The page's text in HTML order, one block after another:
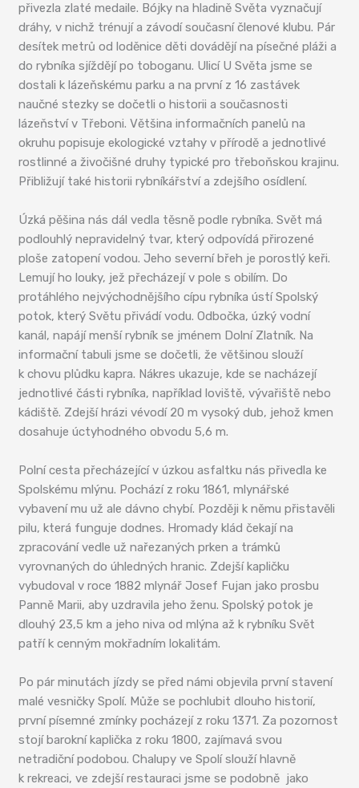
přivezla zlaté medaile. Bójky na hladině Světa vyznačují
dráhy, v nichž trénují a závodí současní členové klubu. Pár
desítek metrů od loděnice děti dovádějí na písečné pláži a
do rybníka sjíždějí po toboganu. Ulicí U Světa jsme se
dostali k lázeňskému parku a na první z 16 zastávek
naučné stezky se dočetli o historii a současnosti
lázeňství v Třeboni. Většina informačních panelů na
okruhu popisuje ekologické vztahy v přírodě a jednotlivé
rostlinné a živočišné druhy typické pro třeboňskou krajinu.
Přibližují také historii rybníkářství a zdejšího osídlení.
Úzká pěšina nás dál vedla těsně podle rybníka. Svět má
podlouhlý nepravidelný tvar, který odpovídá přirozené
ploše zatopení vodou. Jeho severní břeh je porostlý keři.
Lemují ho louky, jež přecházejí v pole s obilím. Do
protáhlého nejvýchodnějšího cípu rybníka ústí Spolský
potok, který Světu přivádí vodu. Odbočka, úzký vodní
kanál, napájí menší rybník se jménem Dolní Zlatník. Na
informační tabuli jsme se dočetli, že většinou slouží
k chovu plůdku kapra. Nákres ukazuje, kde se nacházejí
jednotlivé části rybníka, například loviště, vývařiště nebo
kádiště. Zdejší hrázi vévodí 20 m vysoký dub, jehož kmen
dosahuje úctyhodného obvodu 5,6 m.
Polní cesta přecházející v úzkou asfaltku nás přivedla ke
Spolskému mlýnu. Pochází z roku 1861, mlynářské
vybavení mu už ale dávno chybí. Později k němu přistavěli
pilu, která funguje dodnes. Hromady klád čekají na
zpracování vedle už nařezaných prken a trámků
vyrovnaných do úhledných hranic. Zdejší kapličku
vybudoval v roce 1882 mlynář Josef Fujan jako prosbu
Panně Marii, aby uzdravila jeho ženu. Spolský potok je
dlouhý 23,5 km a jeho niva od mlýna až k rybníku Svět
patří k cenným mokřadním lokalitám.
Po pár minutách jízdy se před námi objevila první stavení
malé vesničky Spolí. Může se pochlubit dlouho historií,
první písemné zmínky pocházejí z roku 1371. Za pozornost
stojí barokní kaplička z roku 1800, zajímavá svou
netradiční podobou. Chalupy ve Spolí slouží hlavně
k rekreaci, ve zdejší restauraci jsme se podobně jako